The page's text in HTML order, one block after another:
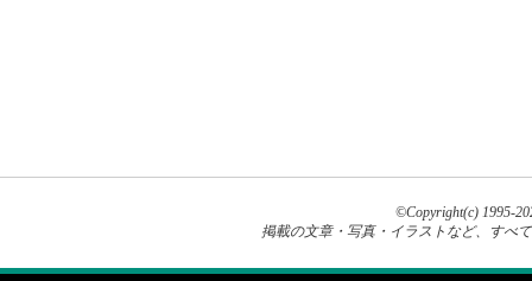
©Copyright(c) 1995-
掲載の文章・写真・イラストなど、すべ